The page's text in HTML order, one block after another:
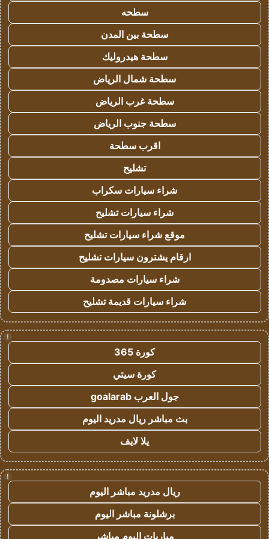
سطحه
سطحة بين المدن
سطحة هيدروليك
سطحة شمال الرياض
سطحة غرب الرياض
سطحة جنوب الرياض
اقرب سطحة
تشليح
شراء سيارات سكراب
شراء سيارات تشليح
موقع شراء سيارات تشليح
ارقام يشترون سيارات تشليح
شراء سيارات مصدومة
شراء سيارات قديمة تشليح
!
كورة 365
كورة سيتي
جول العرب goalarab
بث مباشر ريال مدريد اليوم
يلا لايف
!
ريال مدريد مباشر اليوم
برشلونة مباشر اليوم
مباريات اليوم مباشر